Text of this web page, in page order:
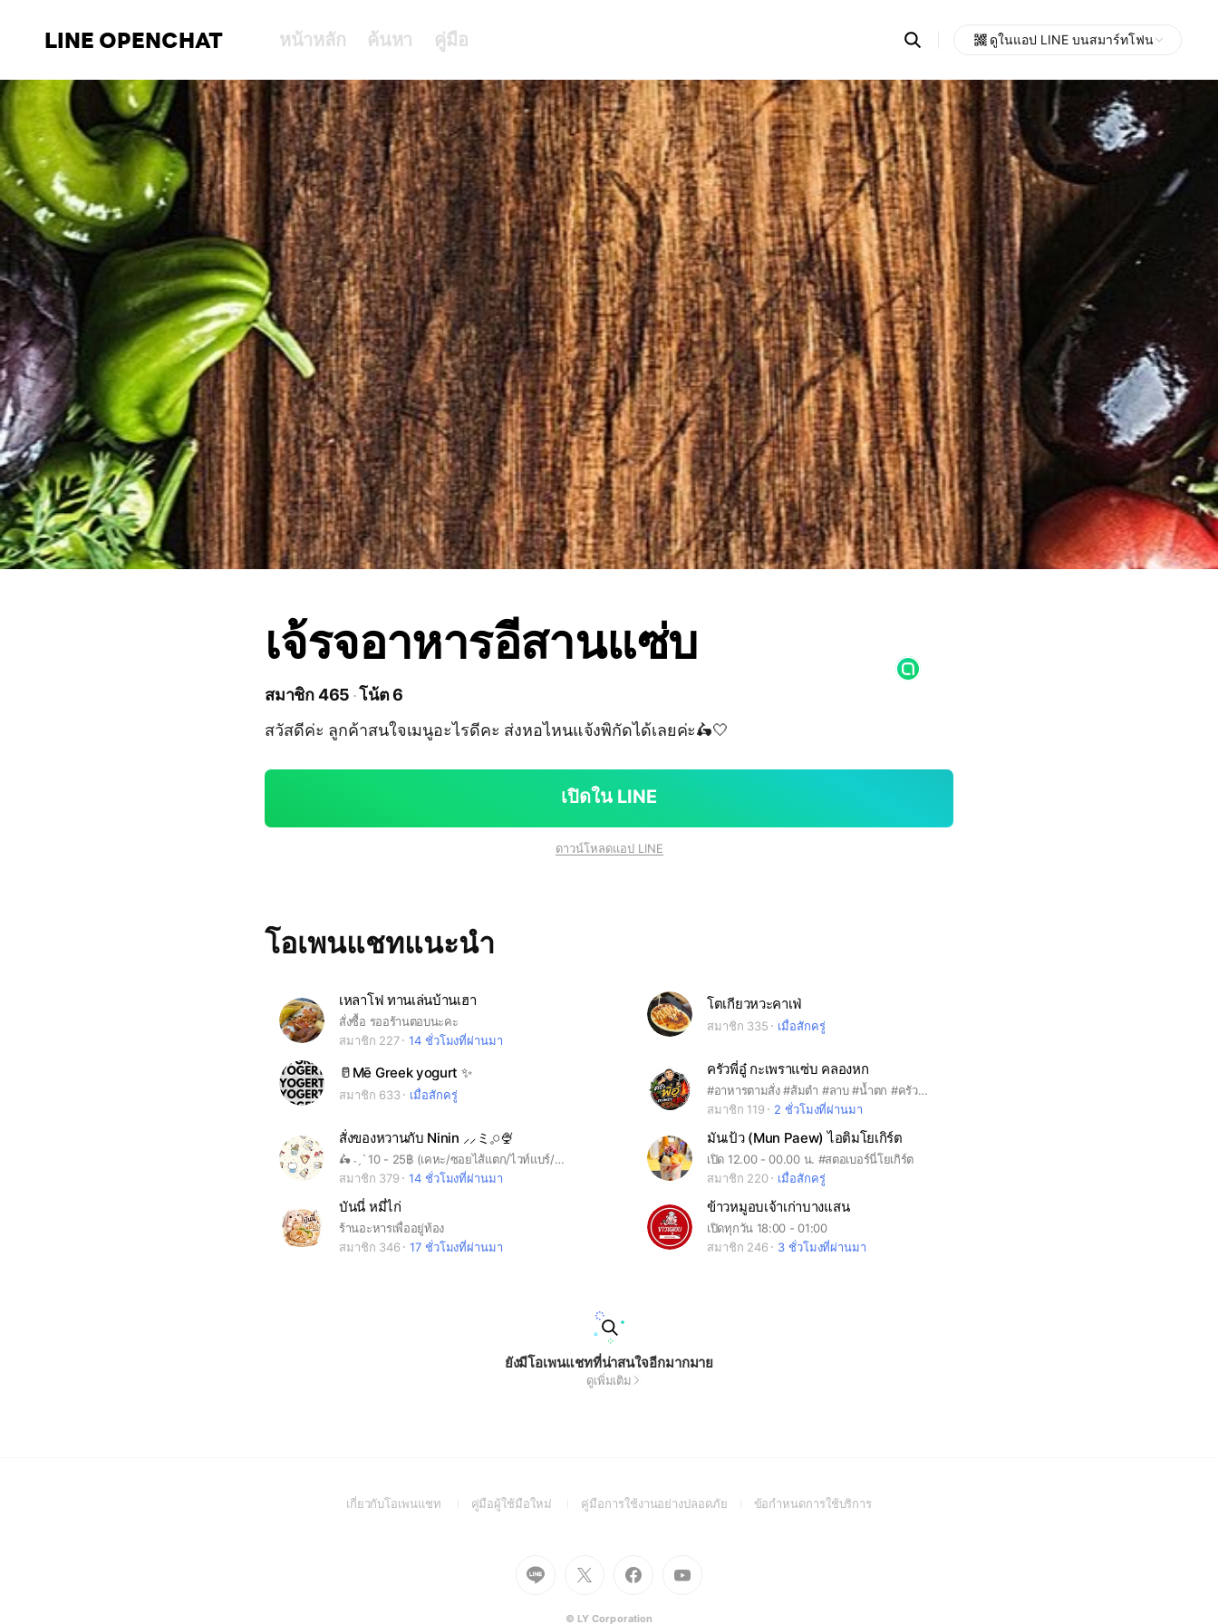
LINE OPENCHAT หน้าหลัก ค้นหา คู่มือ Search
OpenChats
messages
search
area
ดูในแอป LINE บนสมาร์ทโฟน
เจ้รจอาหารอีสานแซ่บ
สมาชิก 465 โน้ต 6
สวัสดีค่ะ ลูกค้าสนใจเมนูอะไรดีคะ ส่งหอไหนแจ้งพิกัดได้เลยค่ะ🛵🤍
เปิดใน LINE
ดาวน์โหลดแอป LINE
โอเพนแชทแนะนำ
เหลาโฟ ทานเล่นบ้านเฮา
สั่งซื้อ รออร้านตอบนะคะ
สมาชิก 227
14 ชั่วโมงที่ผ่านมา
โตเกียวหวะคาเฟ่
สมาชิก 335 เมื่อสักครู่
🥛Mē Greek yogurt ✨
สมาชิก 633 เมื่อสักครู่
ครัวพี่อู๋ กะเพราแซ่บ คลองหก
#อาหารตามสั่ง #ส้มตำ #ลาบ #น้ำตก #ครัวพี่อู๋ #คลองหก #ราชมงคลธัญบุรี #RMUTT
สมาชิก 119
2 ชั่วโมงที่ผ่านมา
สั่งของหวานกับ Ninin ⸝⸝ミ𓈒𓏸🍨
🛵 ˗ˏˋ 10 - 25฿ (เคหะ/ซอยไส้แตก/ไวท์แบร์/นันทยาไม่ได้ส่ง‼️)
สมาชิก 379
14 ชั่วโมงที่ผ่านมา
มันเป้ว (Mun Paew) ไอติมโยเกิร์ต
เปิด 12.00 - 00.00 น. #สตอเบอร์นี่โยเกิร์ต
สมาชิก 220
เมื่อสักครู่
บันนี่ หมี่ไก่
ร้านอะหารเพื่ออยู่ท้อง
สมาชิก 346
17 ชั่วโมงที่ผ่านมา
ข้าวหมูอบเจ้าเก่าบางแสน
เปิดทุกวัน 18:00 - 01:00
สมาชิก 246
3 ชั่วโมงที่ผ่านมา
ยังมีโอเพนแชทที่น่าสนใจอีกมากมาย
ดูเพิ่มเติม
เกี่ยวกับโอเพนแชท
(Openคู่มือผู้ใช้มือใหม่
(Open
window)
คู่มือการใช้งานอย่างปลอดภัย(Openข้อกำหนดการใช้บริการ(Open
Go
to
(Open
Go
to
(Open
Go
to
(Open
to
© LY Corporation